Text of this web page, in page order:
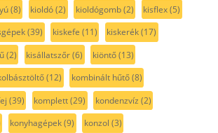
(8) kioldó(2) kioldógomb(2) kisflex(5)
(39) kiskefe (11) kiskerék(17)
(2) kisállatszőr(6) kiöntő(13)
(12) kombinált hűtő(8)
(39) komplett(29) kondenzvíz (2)
konyhagépek(9) konzol (3)